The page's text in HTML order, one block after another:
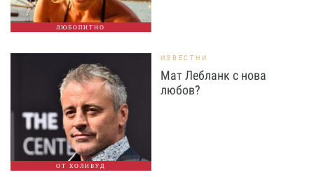
ЛЮБОПИТНО
ОТ ХОЛИВУД
ИЗВЕСТНИ
Мат Лебланк с нова
любов?